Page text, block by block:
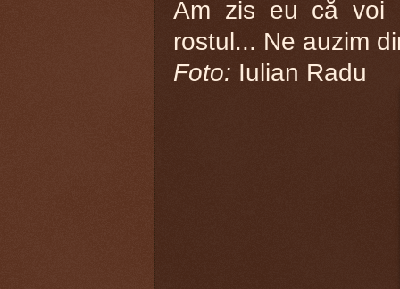
Am zis eu că voi
rostul... Ne auzim
Foto: Iulian Radu